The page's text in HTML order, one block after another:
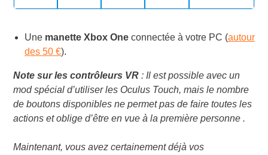
Une manette Xbox One connectée à votre PC (autour
des 50 €).
Note sur les contrôleurs VR: Il est possible avec un
mod spécial d’utiliser les Oculus Touch, mais le nombre
de boutons disponibles ne permet pas de faire toutes les
actions et oblige d’être en vue à la première personne .
Maintenant, vous avez certainement déjà vos